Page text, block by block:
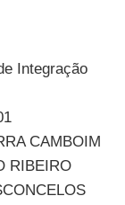
Integração
CAMBOIM
RIBEIRO